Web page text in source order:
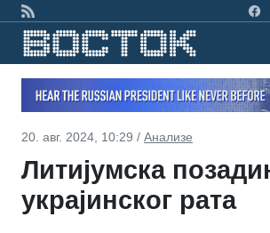
20. авг. 2024, 10:29 / Анализе
Литијумска
украјинског рата